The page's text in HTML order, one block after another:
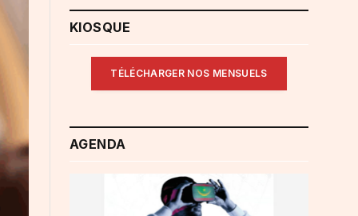
KIOSQUE
TÉLÉCHARGER NOS MENSUELS
AGENDA